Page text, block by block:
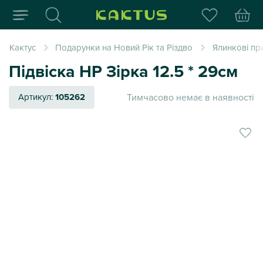
Інтернет-магазин
Кактус Подарунки на Новий Рік та Різдво Ялинкові
Підвіска НР Зірка 12.5 * 29см
Артикул:105262 Тимчасово немає в наявності